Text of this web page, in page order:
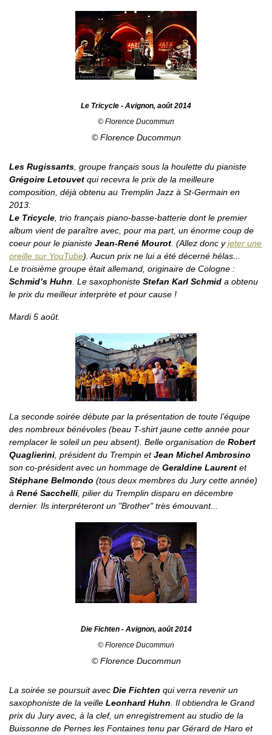
Le Tricycle - Avignon, août 2014
© Florence Ducommun
© Florence Ducommun
Les Rugissants , groupe français sous la houlette du pianiste
Grégoire Letouvet qui recevra le prix de la meilleure
composition, déjà obtenu au Tremplin Jazz à St-Germain en
2013.
Le Tricycle , trio français piano-basse-batterie dont le premier
album vient de paraître avec, pour ma part, un énorme coup de
coeur pour le pianiste Jean-René Mourot . (Allez donc yjeter une
oreille sur YouTube). Aucun prix ne lui a été décerné hélas...
Le troisième groupe était allemand, originaire de Cologne :
Schmid’s Huhn . Le saxophoniste Stefan Karl Schmid a obtenu
le prix du meilleur interprète et pour cause !
Mardi 5 août.
La seconde soirée débute par la présentation de toute l’équipe
des nombreux bénévoles (beau T-shirt jaune cette année pour
remplacer le soleil un peu absent). Belle organisation de Robert
Quaglierini , président du Trempin etJean Michel Ambrosino
son co-président avec un hommage de Geraldine Laurent et
Stéphane Belmondo (tous deux membres du Jury cette année)
à René Sacchelli , pilier du Tremplin disparu en décembre
dernier. Ils interpréteront un "Brother" très émouvant...
Die Fichten - Avignon, août 2014
© Florence Ducommun
© Florence Ducommun
La soirée se poursuit avec Die Fichten qui verra revenir un
saxophoniste de la veille Leonhard Huhn . Il obtiendra le Grand
prix du Jury avec, à la clef, un enregistrement au studio de la
Buissonne de Pernes les Fontaines tenu par Gérard de Haro et